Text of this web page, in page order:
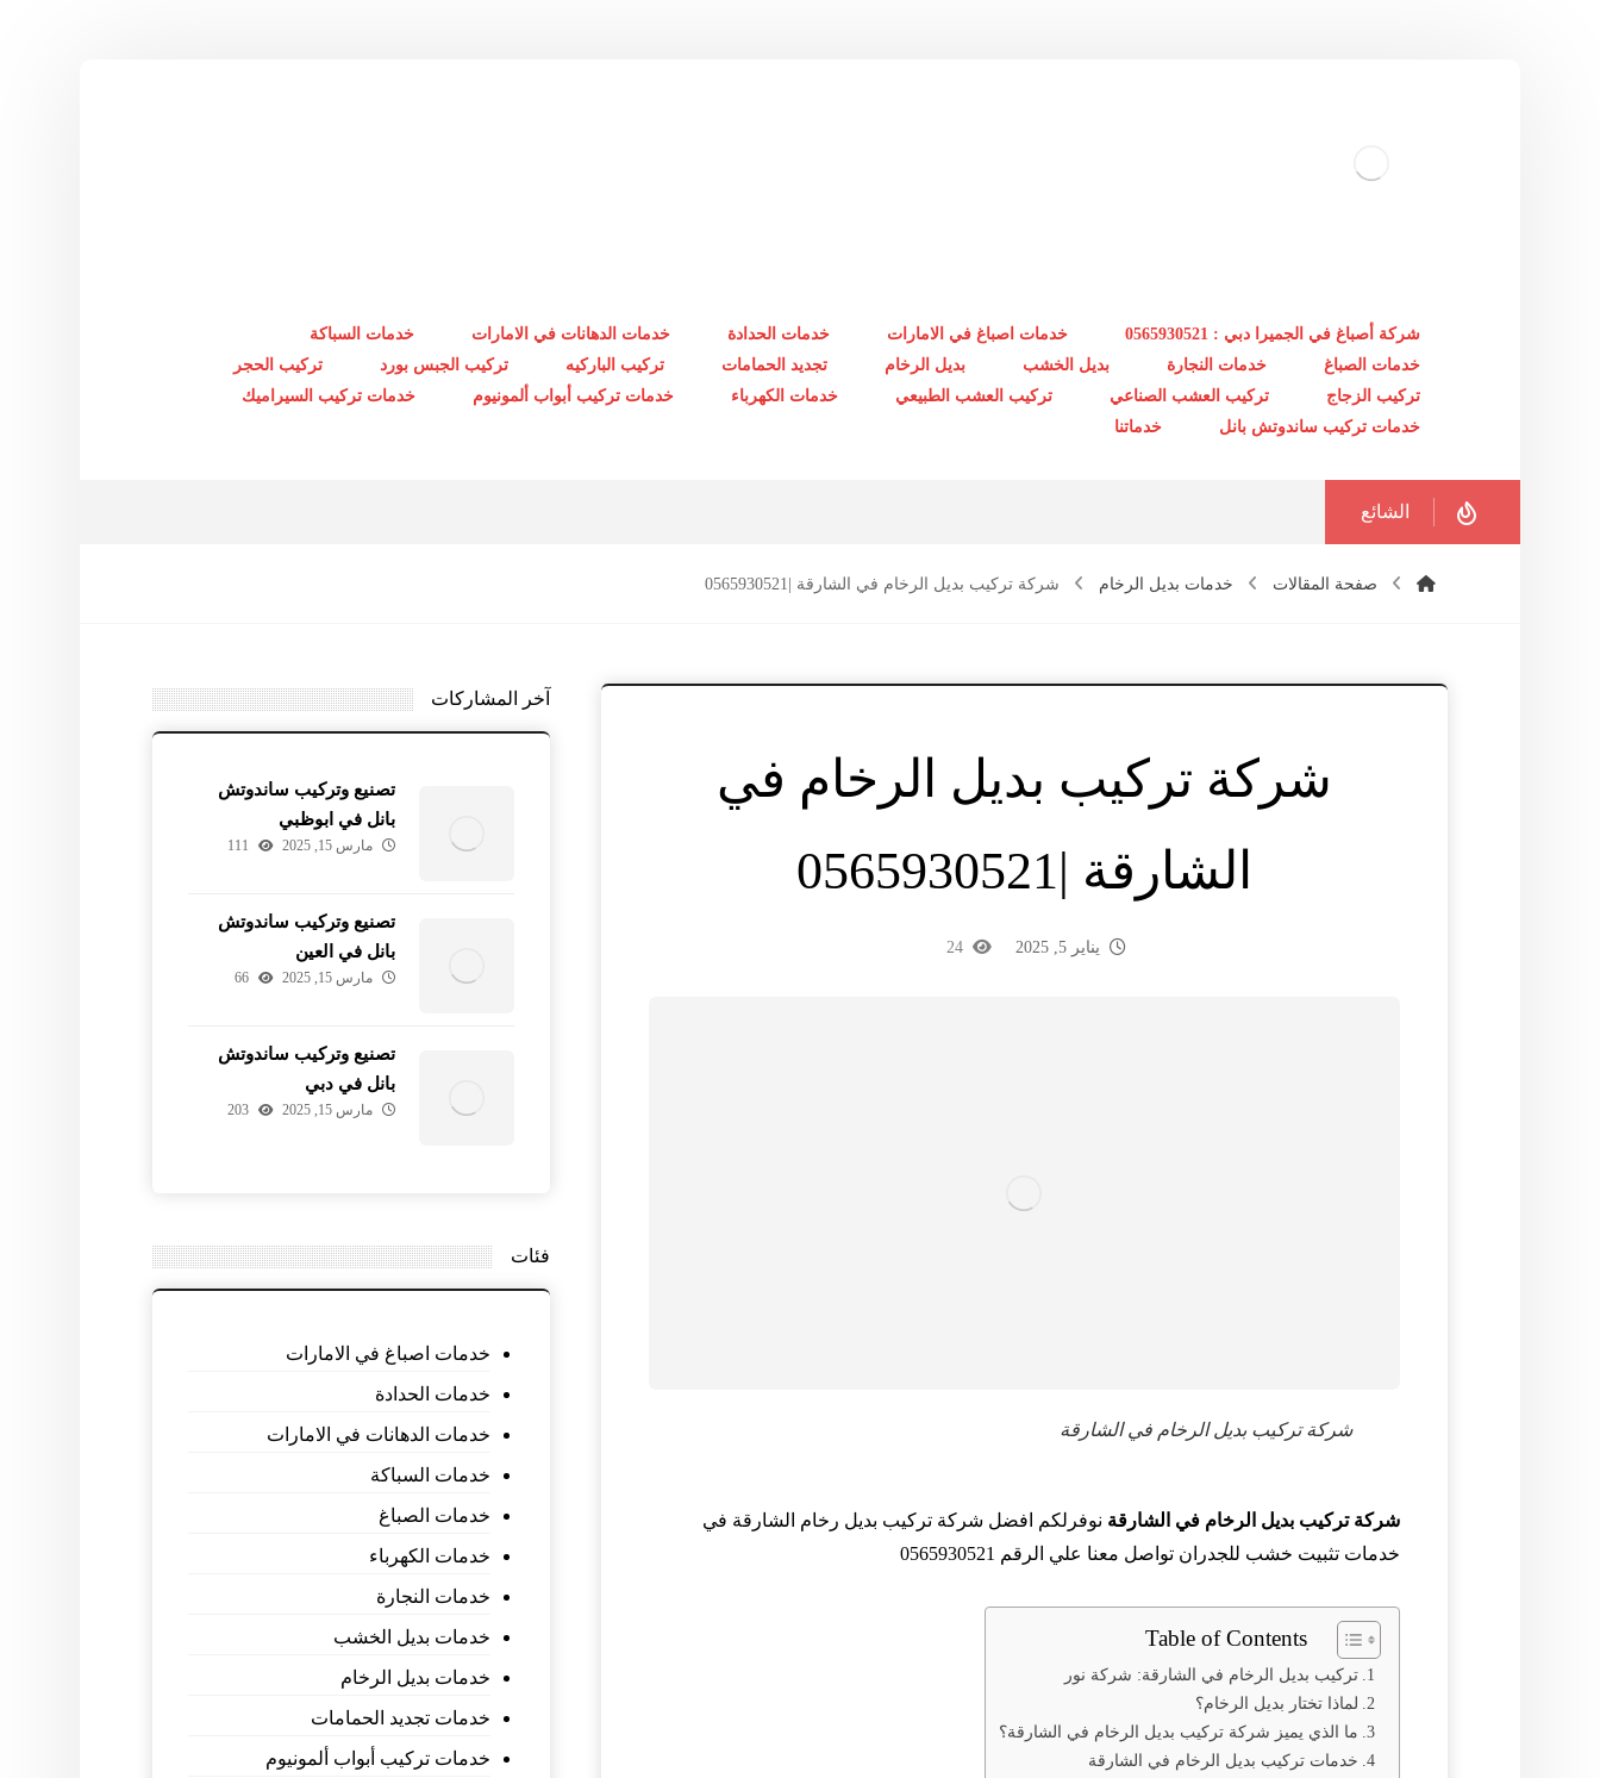
شركة أصباغ في الجميرا دبي : 0565930521 خدمات اصباغ في الامارات خدمات الحدادة خدمات الدهانات في الامارات
خدمات السباكة
خدمات الصباغ
خدمات النجارة بديل الخشب بديل الرخام تجديد الحمامات تركيب الباركيه تركيب الجبس بورد
تركيب الحجر
تركيب الزجاج
تركيب العشب الصناعي تركيب العشب الطبيعي خدمات الكهرباء خدمات تركيب أبواب ألمونيوم
خدمات تركيب السيراميك
خدمات تركيب ساندوتش بانل
خدماتنا
الشائع
صفحة المقالات خدمات بديل الرخام شركة تركيب بديل الرخام في الشارقة |0565930521
شركة تركيب بديل الرخام في
الشارقة |0565930521
يناير 5, 2025 24
شركة تركيب بديل الرخام في الشارقة
شركة تركيب بديل الرخام في الشارقة نوفرلكم افضل شركة تركيب بديل رخام الشارقة في
خدمات تثبيت خشب للجدران تواصل معنا علي الرقم 0565930521
Table of Contents
تركيب بديل الرخام في الشارقة: شركة نور
لماذا تختار بديل الرخام؟
ما الذي يميز شركة تركيب بديل الرخام في الشارقة؟
خدمات تركيب بديل الرخام في الشارقة
آخر المشاركات
تصنيع وتركيب ساندوتش
بانل في ابوظبي
مارس 15, 2025 111
تصنيع وتركيب ساندوتش
بانل في العين
مارس 15, 2025 66
تصنيع وتركيب ساندوتش
بانل في دبي
مارس 15, 2025 203
فئات
خدمات اصباغ في الامارات
خدمات الحدادة
خدمات الدهانات في الامارات
خدمات السباكة
خدمات الصباغ
خدمات الكهرباء
خدمات النجارة
خدمات بديل الخشب
خدمات بديل الرخام
خدمات تجديد الحمامات
خدمات تركيب أبواب ألمونيوم